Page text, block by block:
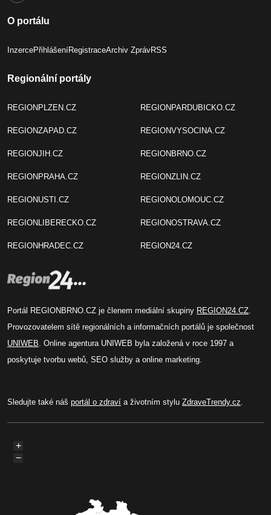
O portálu
InzercePřihlášeníRegistraceArchiv ZprávRSS
Regionální portály
REGIONPLZEN.CZ
REGIONZAPAD.CZ
REGIONJIH.CZ
REGIONPRAHA.CZ
REGIONUSTI.CZ
REGIONLIBERECKO.CZ
REGIONHRADEC.CZ
REGIONPARDUBICKO.CZ
REGIONVYSOCINA.CZ
REGIONBRNO.CZ
REGIONZLIN.CZ
REGIONOLOMOUC.CZ
REGIONOSTRAVA.CZ
REGION24.CZ
Portál REGIONBRNO.CZ je členem mediální skupiny REGION24.CZ.
Provozovatelem sítě regionálních a informačních portálů je společnost
UNIWEB. Online agentura UNIWEB byla založená v roce 1997 a
poskytuje tvorbu webů, SEO služby a online marketing.
Sledujte také náš portál o zdraví a životním stylu ZdraveTrendy.cz.
+
−